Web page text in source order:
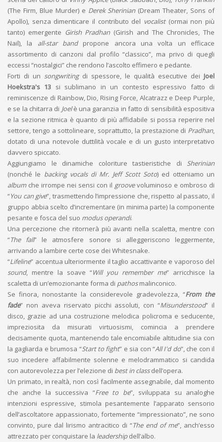
(The Firm, Blue Murder) e Derek Sherinian (Dream Theater, Sons of
Apollo), senza dimenticare il contributo del vocalist(ormai non più
tanto) emergente Girish Pradhan (Girish and The Chronicles, The
Nail), la all-star bandpropone ancora una volta un efficace
assortimento di canzoni dal profilo “classico”, ma privo di quegli
eccessi “nostalgici” che rendono l’ascolto effimero e pedante.
Forti di un songwritingdi spessore, le qualità esecutive dei Joel
Hoekstra's 13 si sublimano in un contesto espressivo fatto di
reminiscenze di Rainbow, Dio, Rising Force, Alcatrazz e Deep Purple,
e se la chitarra di Joelè una garanzia in fatto di sensibilità espositiva
e la sezione ritmica è quanto di più affidabile si possa reperire nel
settore, tengo a sottolineare, soprattutto, la prestazione di Pradhan,
dotato di una notevole duttilità vocale e di un gusto interpretativo
davvero spiccato.
Aggiungiamo le dinamiche coloriture tastieristiche di Sherinian
(nonché le backing vocals di Mr. Jeff Scott Soto) ed otteniamo un
albumche irrompe nei sensi con il groovevoluminoso e ombroso di
“You can give”, trasmettendo l’impressione che, rispetto al passato, il
gruppo abbia scelto d’incrementare (in minima parte) la componente
pesante e fosca del suo modus operandi.
Una percezione che ritornerà più avanti nella scaletta, mentre con
“The fall” le atmosfere sonore si alleggeriscono leggermente,
arrivando a lambire certe cose dei Whitesnake.
“Lifeline” accentua ulteriormente il taglio accattivante e vaporoso del
sound, mentre la soave “Will you remember me” arricchisce la
scaletta di un’emozionante forma di pathosmalinconico.
Se finora, nonostante la considerevole gradevolezza, “From the
fade” non aveva riservato picchi assoluti, con “Misunderstood” il
disco, grazie ad una costruzione melodica policroma e seducente,
impreziosita da misurati virtuosismi, comincia a prendere
decisamente quota, mantenendo tale encomiabile altitudine sia con
la gagliarda e brumosa “Start to fight” e sia con “All I'd do”, che con il
suo incedere affabilmente solenne e melodrammatico si candida
con autorevolezza per l’elezione di best in classdell’opera.
Un primato, in realtà, non così facilmente assegnabile, dal momento
che anche la successiva “Free to be”, sviluppata su analoghe
intenzioni espressive, stimola pesantemente l’apparato sensorio
dell’ascoltatore appassionato, fortemente “impressionato”, ne sono
convinto, pure dal lirismo antracitico di “The end of me”, anch’esso
attrezzato per conquistare la leadershipdell’albo.